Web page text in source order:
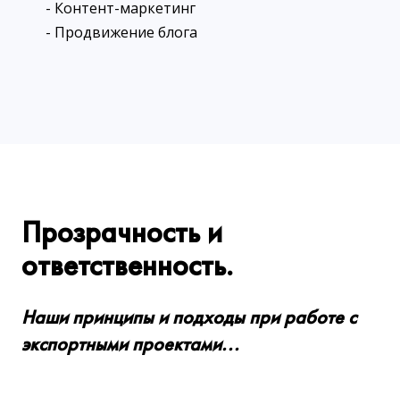
- Контент-маркетинг
- Продвижение блога
Прозрачность и
ответственность.
Наши принципы и подходы при работе с
экспортными проектами...